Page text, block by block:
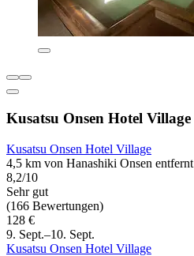
Kusatsu Onsen Hotel Village
Kusatsu Onsen Hotel Village
4,5 km von Hanashiki Onsen entfernt
8,2/10
Sehr gut
(166 Bewertungen)
128 €
9. Sept.–10. Sept.
Kusatsu Onsen Hotel Village